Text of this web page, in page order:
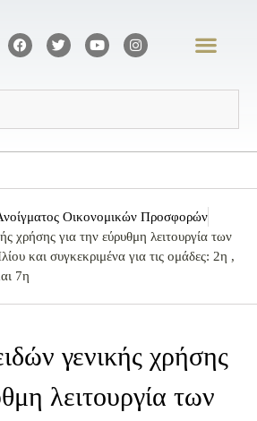
Οικονομικών Προσφορών
χρήσης για την εύρυθμη λειτουργία των
και συγκεκριμένα για τις ομάδες: 2η ,
7η
γενικής χρήσης
λειτουργία των